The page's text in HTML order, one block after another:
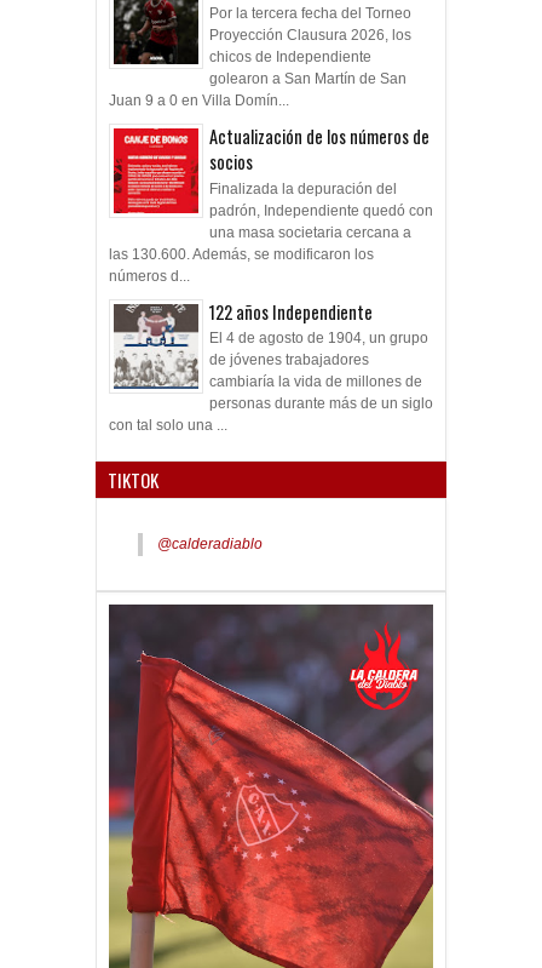
Por la tercera fecha del Torneo
Proyección Clausura 2026, los
chicos de Independiente
golearon a San Martín de San
Juan 9 a 0 en Villa Domín...
Actualización de los números de
socios
Finalizada la depuración del
padrón, Independiente quedó con
una masa societaria cercana a
las 130.600. Además, se modificaron los
números d...
122 años Independiente
El 4 de agosto de 1904, un grupo
de jóvenes trabajadores
cambiaría la vida de millones de
personas durante más de un siglo
con tal solo una ...
TIKTOK
@calderadiablo